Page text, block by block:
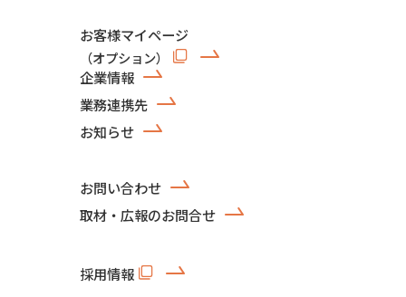
お客様マイページ
（オプション）
企業情報
業務連携先
お知らせ
お問い合わせ
取材・広報のお問合せ
採用情報